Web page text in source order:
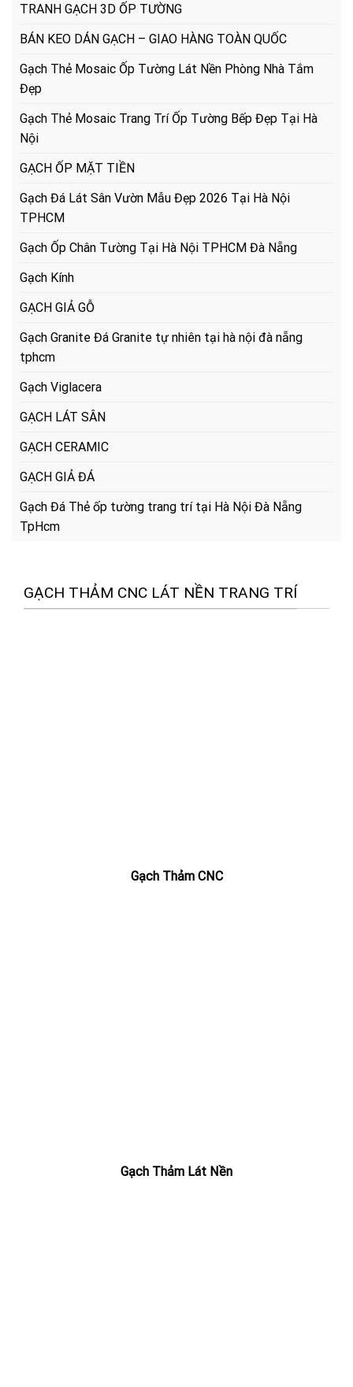
TRANH GẠCH 3D ỐP TƯỜNG
BÁN KEO DÁN GẠCH – GIAO HÀNG TOÀN QUỐC
Gạch Thẻ Mosaic Ốp Tường Lát Nền Phòng Nhà Tắm
Đẹp
Gạch Thẻ Mosaic Trang Trí Ốp Tường Bếp Đẹp Tại Hà
Nội
GẠCH ỐP MẶT TIỀN
Gạch Đá Lát Sân Vườn Mẫu Đẹp 2026 Tại Hà Nội
TPHCM
Gạch Ốp Chân Tường Tại Hà Nội TPHCM Đà Nẵng
Gạch Kính
GẠCH GIẢ GỖ
Gạch Granite Đá Granite tự nhiên tại hà nội đà nẵng
tphcm
Gạch Viglacera
GẠCH LÁT SÂN
GẠCH CERAMIC
GẠCH GIẢ ĐÁ
Gạch Đá Thẻ ốp tường trang trí tại Hà Nội Đà Nẵng
TpHcm
GẠCH THẢM CNC LÁT NỀN TRANG TRÍ
Gạch Thảm CNC
Gạch Thảm Lát Nền